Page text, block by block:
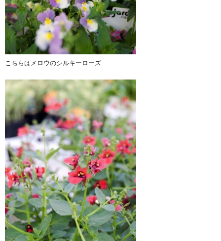
こちらはメロウのシルキーローズ